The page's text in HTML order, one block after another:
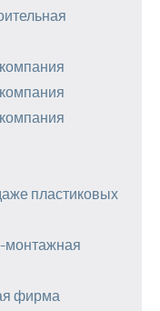
пластиковых
монтажная
фирма